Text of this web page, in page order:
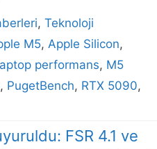
,Teknoloji
M5,Apple Silicon,
performans, M5
, PugetBench, RTX 5090,
FSR 4.1 ve